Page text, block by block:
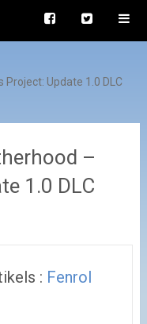
Project: Update 1.0 DLC
–
1.0 DLC
: Fenrol